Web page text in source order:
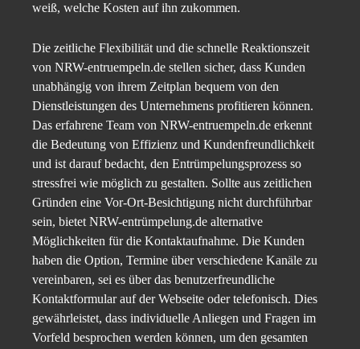
weiß, welche Kosten auf ihn zukommen.
Die zeitliche Flexibilität und die schnelle Reaktionszeit
von NRW-entruempeln.de stellen sicher, dass Kunden
unabhängig von ihrem Zeitplan bequem von den
Dienstleistungen des Unternehmens profitieren können.
Das erfahrene Team von NRW-entruempeln.de erkennt
die Bedeutung von Effizienz und Kundenfreundlichkeit
und ist darauf bedacht, den Entrümpelungsprozess so
stressfrei wie möglich zu gestalten. Sollte aus zeitlichen
Gründen eine Vor-Ort-Besichtigung nicht durchführbar
sein, bietet NRW-entrümpelung.de alternative
Möglichkeiten für die Kontaktaufnahme. Die Kunden
haben die Option, Termine über verschiedene Kanäle zu
vereinbaren, sei es über das benutzerfreundliche
Kontaktformular auf der Webseite oder telefonisch. Dies
gewährleistet, dass individuelle Anliegen und Fragen im
Vorfeld besprochen werden können, um den gesamten